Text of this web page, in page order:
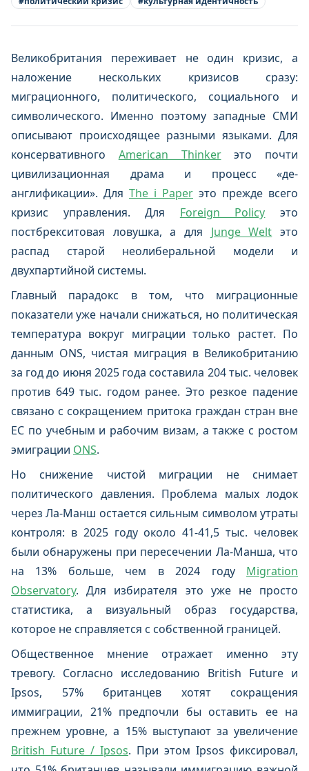
Великобритания переживает не один кризис, а
наложение нескольких кризисов сразу:
миграционного, политического, социального и
символического. Именно поэтому западные СМИ
описывают происходящее разными языками. Для
консервативного American Thinkerэто почти
цивилизационная драма и процесс «де-
англификации». Для The i Paper это прежде всего
кризис управления. Для Foreign Policy это
постбрекситовая ловушка, а для Junge Welt это
распад старой неолиберальной модели и
двухпартийной системы.
Главный парадокс в том, что миграционные
показатели уже начали снижаться, но политическая
температура вокруг миграции только растет. По
данным ONS, чистая миграция в Великобританию
за год до июня 2025 года составила 204 тыс. человек
против 649 тыс. годом ранее. Это резкое падение
связано с сокращением притока граждан стран вне
ЕС по учебным и рабочим визам, а также с ростом
эмиграции ONS.
Но снижение чистой миграции не снимает
политического давления. Проблема малых лодок
через Ла-Манш остается сильным символом утраты
контроля: в 2025 году около 41-41,5 тыс. человек
были обнаружены при пересечении Ла-Манша, что
на 13% больше, чем в 2024 году Migration
Observatory. Для избирателя это уже не просто
статистика, а визуальный образ государства,
которое не справляется с собственной границей.
Общественное мнение отражает именно эту
тревогу. Согласно исследованию British Future и
Ipsos, 57% британцев хотят сокращения
иммиграции, 21% предпочли бы оставить ее на
прежнем уровне, а 15% выступают за увеличение
British Future / Ipsos. При этом Ipsos фиксировал,